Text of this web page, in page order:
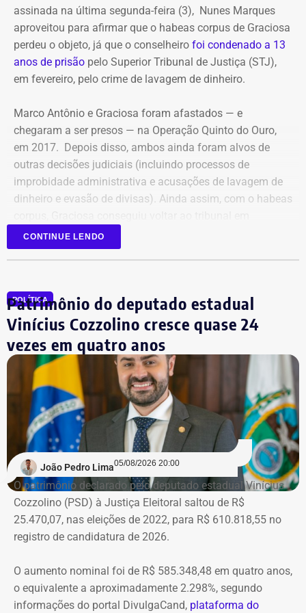
bairro do Estácio, na Zona Norte, foram atingidos por treze
disparos. Apenas Fernanda sobreviveu.
Ronnie Lessa e Élcio Queiroz estão presos desde 12 de março
de 2019. Lessa está no Complexo Penitenciário da Papuda,
em Brasília, e Queiroz, na Penitenciária Federal de Brasília.
Com informações da colunista Vera Araújo, do Jornal “O
Globo”.
assinada na última segunda-feira (3), Nunes Marques
aproveitou para afirmar que o habeas corpus de Graciosa
perdeu o objeto, já que o conselheiro foi condenado a 13
anos de prisão pelo Superior Tribunal de Justiça (STJ),
em fevereiro, pelo crime de lavagem de dinheiro.
Marco Antônio e Graciosa foram afastados — e
chegaram a ser presos — na Operação Quinto do Ouro,
em 2017. Depois disso, ambos ainda foram alvos de
outras decisões judiciais (incluindo processos de
improbidade administrativa e acusações de lavagem de
dinheiro e evasão de divisas). Ainda assim, com o habeas
setembro de 2025.
Mas, agora, que o ministro do Supremo afirmou que o
habeas corpus não vale mais, pode ser afastado do cargo
a qualquer momento. De novo.
Na prática, a manifestação do
ministro extingue o processo
O próprio Nunes Marques havia concedido o habeas
corpus a Graciosa, citando o “excesso de prazo da
medida cautelar de afastamento do cargo”, uma vez que
ainda não havia, na ocasião, sentença condenatória no
processo em que Graciosa era réu no processo por
lavagem de dinheiro, que se arrastava desde 2021.
Mas a decisão, e a condenação, acabaram saindo cinco
meses depois.
CONTINUE LENDO
POLÍTICA
Patrimônio do deputado estadual
Vinícius Cozzolino cresce quase 24
vezes em quatro anos
João Pedro Lima05/08/2026 20:00
O patrimônio declarado pelo deputado estadual Vinícius
Cozzolino (PSD) à Justiça Eleitoral saltou de R$
25.470,07, nas eleições de 2022, para R$ 610.818,55 no
registro de candidatura de 2026.
O aumento nominal foi de R$ 585.348,48 em quatro anos,
o equivalente a aproximadamente 2.298%, segundo
informações do portal DivulgaCand, plataforma do